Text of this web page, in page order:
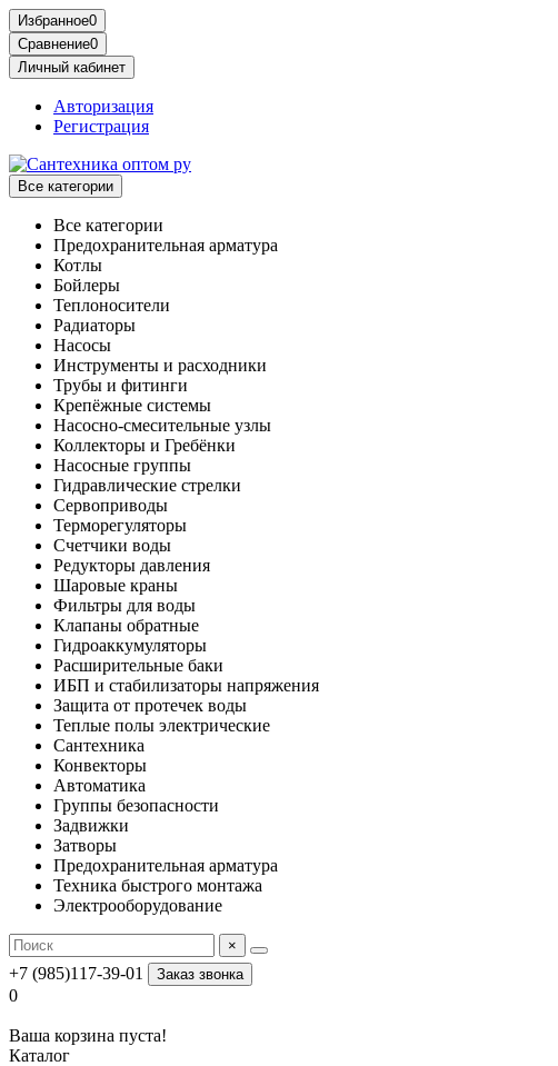
Избранное0
Сравнение0
Личный кабинет
Авторизация
Регистрация
Все категории
Все категории
Предохранительная арматура
Котлы
Бойлеры
Теплоносители
Радиаторы
Насосы
Инструменты и расходники
Трубы и фитинги
Крепёжные системы
Насосно-смесительные узлы
Коллекторы и Гребёнки
Насосные группы
Гидравлические стрелки
Сервоприводы
Терморегуляторы
Счетчики воды
Редукторы давления
Шаровые краны
Фильтры для воды
Клапаны обратные
Гидроаккумуляторы
Расширительные баки
ИБП и стабилизаторы напряжения
Защита от протечек воды
Теплые полы электрические
Сантехника
Конвекторы
Автоматика
Группы безопасности
Задвижки
Затворы
Предохранительная арматура
Техника быстрого монтажа
Электрооборудование
×
+7 (985)117-39-01 Заказ звонка
0
Ваша корзина пуста!
Каталог